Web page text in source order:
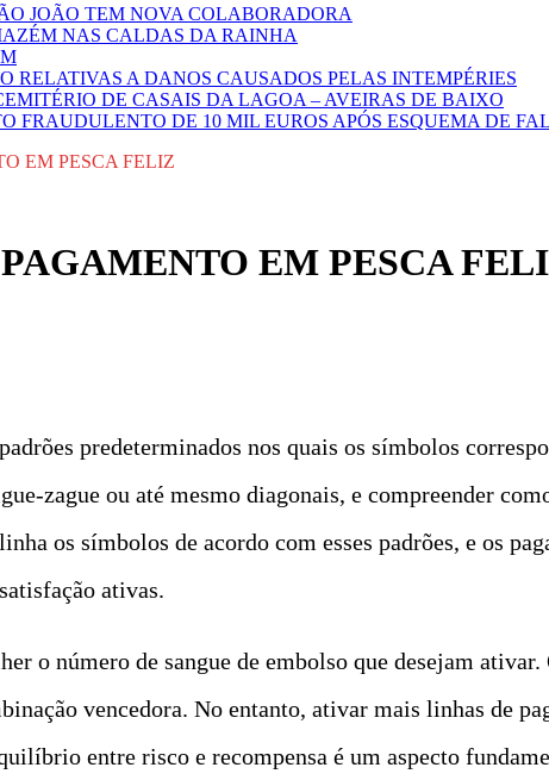
JOÃO TEM NOVA COLABORADORA
NAS CALDAS DA RAINHA
RELATIVAS A DANOS CAUSADOS PELAS INTEMPÉRIES
DE CASAIS DA LAGOA – AVEIRAS DE BAIXO
DE 10 MIL EUROS APÓS ESQUEMA DE
EM PESCA FELIZ
EM PESCA
predeterminados nos quais os símbolos
zague ou até mesmo diagonais, e compreender
os símbolos de acordo com esses padrões, e os
ativas.
o número de sangue de embolso que desejam ativar.
vencedora. No entanto, ativar mais linhas de
entre risco e recompensa é um aspecto